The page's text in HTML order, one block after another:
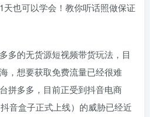
也可以学会！教你听话照做保证
多的无货源短视频带货玩法，目
，想要获取免费流量已经很难
拼多多，目前正受到抖音电商
音盒子正式上线）的威胁已经近